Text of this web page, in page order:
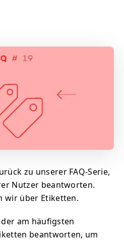
zu unserer FAQ-Serie,
Nutzer beantworten.
wir über Etiketten.
am häufigsten
beantworten, um